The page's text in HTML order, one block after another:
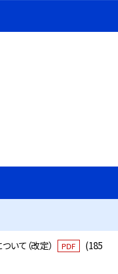
いて（改定） PDF
(185